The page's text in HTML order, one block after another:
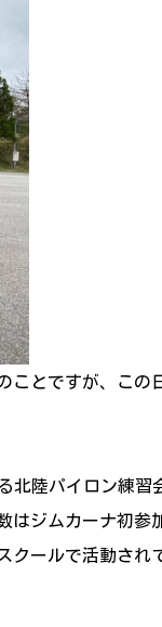
ことですが、この
北陸パイロン練習
はジムカーナ初参
クールで活動され